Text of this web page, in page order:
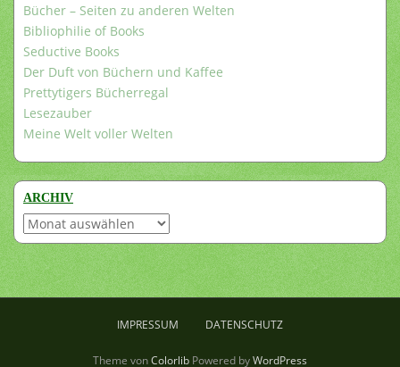
Bücher – Seiten zu anderen Welten
Bibliophilie of Books
Seductive Books
Der Duft von Büchern und Kaffee
Prettytigers Bücherregal
Lesezauber
Meine Welt voller Welten
ARCHIV
Archiv
IMPRESSUM DATENSCHUTZ
Theme vonColorlib Powered byWordPress